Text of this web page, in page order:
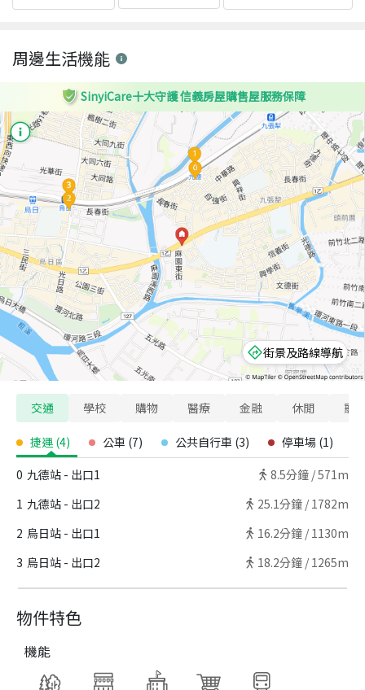
物件特色
機能
周邊生活機能
SinyiCare十大守護 信義房屋購售屋服務保障
街景及路線導航
交通 學校 購物 醫療 金融 休閒 寵
捷運 (4) 公車 (7) 公共自行車 (3) 停車場 (1)
0 九德站 - 出口1 8.5分鐘 /571m
1 九德站 - 出口2 25.1分鐘 / 1782m
2 烏日站 - 出口1 16.2分鐘 / 1130m
3 烏日站 - 出口2 18.2分鐘 / 1265m